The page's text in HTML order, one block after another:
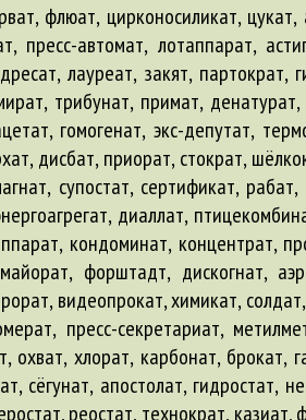
флюат, цирконосиликат,
пресс-автомат, лотаппарат,
лауреат, закят,
трибунат, примат,
гомогенат, экс-депутат,
дисбат, приорат, стократ,
супостат, сертификат,
диаллат,
кондоминат, концентрат,
форштадт, дискогнат,
видеопрокат, химикат,
пресс-секретариат,
хлорат, карбонат, брокат,
сёгунат, апостолат, гидростат,
реостат, технократ,